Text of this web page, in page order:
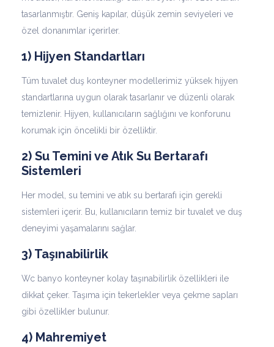
tasarlanmıştır. Geniş kapılar, düşük zemin seviyeleri ve
özel donanımlar içerirler.
1) Hijyen Standartları
Tüm tuvalet duş konteyner modellerimiz yüksek hijyen
standartlarına uygun olarak tasarlanır ve düzenli olarak
temizlenir. Hijyen, kullanıcıların sağlığını ve konforunu
korumak için öncelikli bir özelliktir.
2) Su Temini ve Atık Su Bertarafı
Sistemleri
Her model, su temini ve atık su bertarafı için gerekli
sistemleri içerir. Bu, kullanıcıların temiz bir tuvalet ve duş
deneyimi yaşamalarını sağlar.
3) Taşınabilirlik
Wc banyo konteyner kolay taşınabilirlik özellikleri ile
dikkat çeker. Taşıma için tekerlekler veya çekme sapları
gibi özellikler bulunur.
4) Mahremiyet